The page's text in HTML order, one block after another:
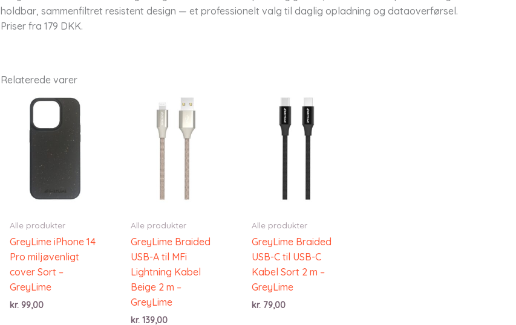
holdbar, sammenfiltret resistent design — et professionelt valg til daglig opladning og dataoverførsel.
Priser fra 179 DKK.
Relaterede varer
Alle produkter
GreyLime iPhone 14
Pro miljøvenligt
cover Sort –
GreyLime
kr. 99,00
Alle produkter
GreyLime Braided
USB-A til MFi
Lightning Kabel
Beige 2 m –
GreyLime
kr.139,00
Alle produkter
GreyLime Braided
USB-C til USB-C
Kabel Sort 2 m –
GreyLime
kr.79,00